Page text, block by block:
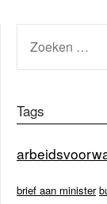
NAAR:
Tags
brief aan minister